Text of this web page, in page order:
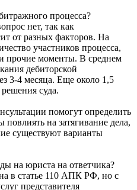
процесса?
нет, так как
от разных факторов. На
участников процесса,
прочие моменты. В среднем
дебиторской
3-4 месяца. Еще около 1,5
суда.
помогут определить
повлиять на затягивание дела,
существуют варианты
на юриста на ответчика?
в статье 110 АПК РФ, но с
представителя